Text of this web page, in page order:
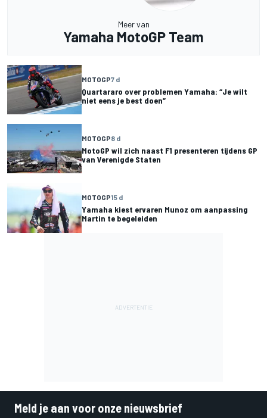
Meer van
Yamaha MotoGP Team
MOTOGP7 d
Quartararo over problemen Yamaha: “Je wilt
niet eens je best doen”
MOTOGP8 d
MotoGP wil zich naast F1 presenteren tijdens GP
van Verenigde Staten
MOTOGP15 d
Yamaha kiest ervaren Munoz om aanpassing
Martin te begeleiden
Meld je aan voor onze nieuwsbrief